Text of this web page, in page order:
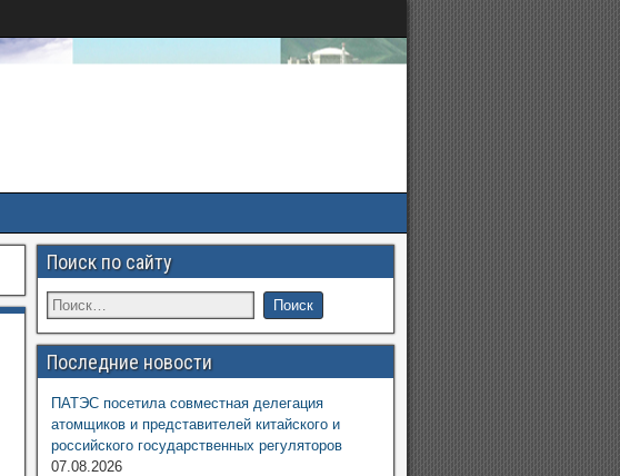
Поиск по сайту
Последние новости
ПАТЭС посетила совместная делегация
атомщиков и представителей китайского и
российского государственных регуляторов
07.08.2026